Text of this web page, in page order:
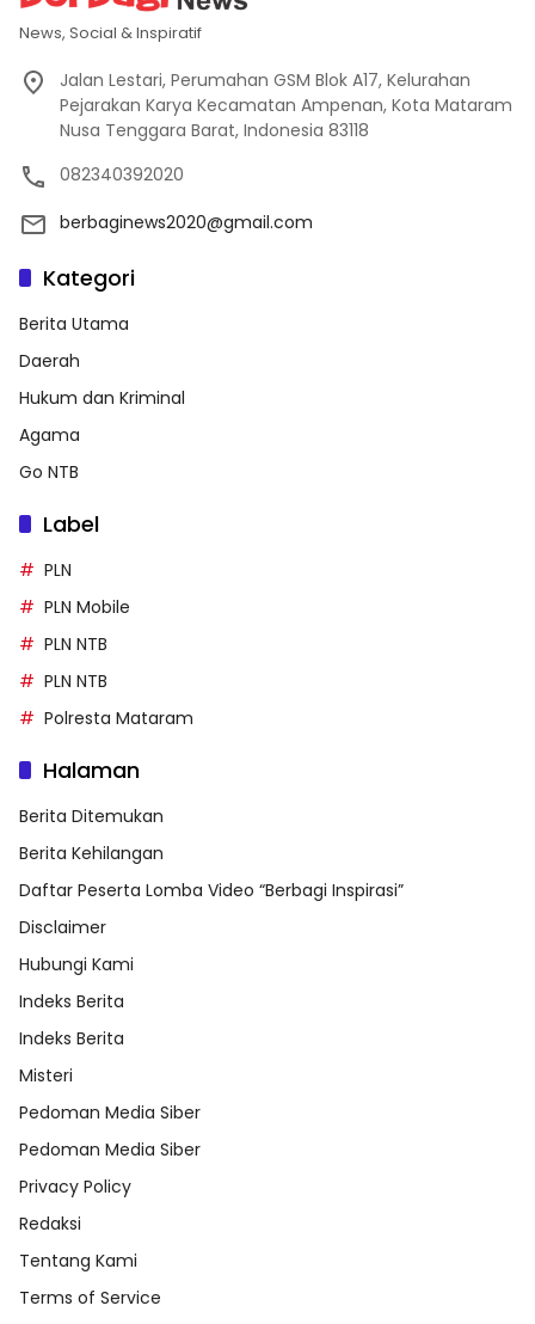
News, Social & Inspiratif
Jalan Lestari, Perumahan GSM Blok A17, Kelurahan
Pejarakan Karya Kecamatan Ampenan, Kota Mataram
Nusa Tenggara Barat, Indonesia 83118
082340392020
berbaginews2020@gmail.com
Kategori
Berita Utama
Daerah
Hukum dan Kriminal
Agama
Go NTB
Label
PLN
PLN Mobile
PLN NTB
PLN NTB
Polresta Mataram
Halaman
Berita Ditemukan
Berita Kehilangan
Daftar Peserta Lomba Video “Berbagi Inspirasi”
Disclaimer
Hubungi Kami
Indeks Berita
Indeks Berita
Misteri
Pedoman Media Siber
Pedoman Media Siber
Privacy Policy
Redaksi
Tentang Kami
Terms of Service